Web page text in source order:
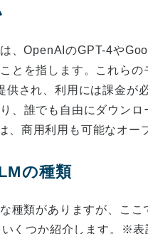
、OpenAIのGPT-4や
とを指します。これら
され、利用には課金が
、誰でも自由にダウン
商用利用も可能なオー
の種類
種類がありますが、こ
くつか紹介します。※